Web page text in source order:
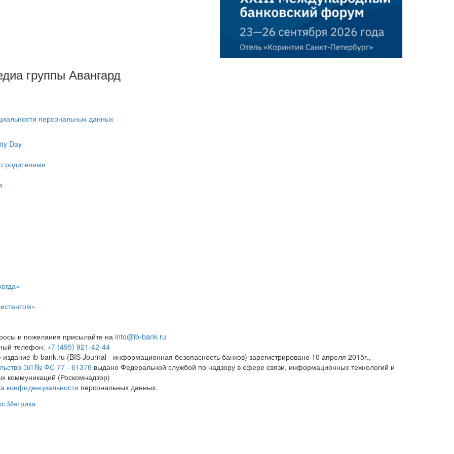
группы Авангард
персональных данных
Day
родителями
и пожелания присылайте на info@ib-bank.ru
телефон: +7 (495) 921-42-44
издание ib-bank.ru (BIS Journal - информационная безопасность банков) зарегистрировано 10 апреля 2015г.,
ЭЛ № ФС 77 - 61376 выдано Федеральной службой по надзору в сфере связи, информационных технологий и
коммуникаций (Роскомнадзор)
конфиденциальности персональных данных.